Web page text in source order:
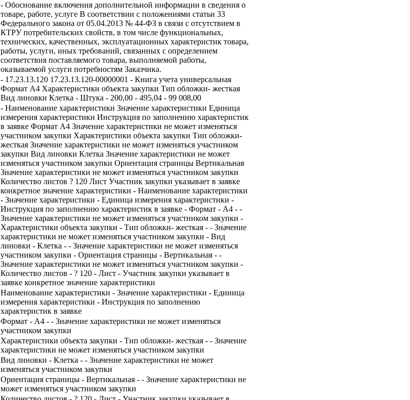
- Обоснование включения дополнительной информации в сведения о
товаре, работе, услуге В соответствии с положениями статьи 33
Федерального закона от 05.04.2013 № 44-ФЗ в связи с отсутствием в
КТРУ потребительских свойств, в том числе функциональных,
технических, качественных, эксплуатационных характеристик товара,
работы, услуги, иных требований, связанных с определением
соответствия поставляемого товара, выполняемой работы,
оказываемой услуги потребностям Заказчика.
- 17.23.13.120 17.23.13.120-00000001 - Книга учета универсальная
Формат A4 Характеристики объекта закупки Тип обложки- жесткая
Вид линовки Клетка - Штука - 200,00 - 495,04 - 99 008,00
- Наименование характеристики Значение характеристики Единица
измерения характеристики Инструкция по заполнению характеристик
в заявке Формат A4 Значение характеристики не может изменяться
участником закупки Характеристики объекта закупки Тип обложки-
жесткая Значение характеристики не может изменяться участником
закупки Вид линовки Клетка Значение характеристики не может
изменяться участником закупки Ориентация страницы Вертикальная
Значение характеристики не может изменяться участником закупки
Количество листов ? 120 Лист Участник закупки указывает в заявке
конкретное значение характеристики - Наименование характеристики
- Значение характеристики - Единица измерения характеристики -
Инструкция по заполнению характеристик в заявке - Формат - A4 - -
Значение характеристики не может изменяться участником закупки -
Характеристики объекта закупки - Тип обложки- жесткая - - Значение
характеристики не может изменяться участником закупки - Вид
линовки - Клетка - - Значение характеристики не может изменяться
участником закупки - Ориентация страницы - Вертикальная - -
Значение характеристики не может изменяться участником закупки -
Количество листов - ? 120 - Лист - Участник закупки указывает в
заявке конкретное значение характеристики
Наименование характеристики - Значение характеристики - Единица
измерения характеристики - Инструкция по заполнению
характеристик в заявке
Формат - A4 - - Значение характеристики не может изменяться
участником закупки
Характеристики объекта закупки - Тип обложки- жесткая - - Значение
характеристики не может изменяться участником закупки
Вид линовки - Клетка - - Значение характеристики не может
изменяться участником закупки
Ориентация страницы - Вертикальная - - Значение характеристики не
может изменяться участником закупки